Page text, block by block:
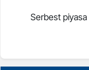
Serbest